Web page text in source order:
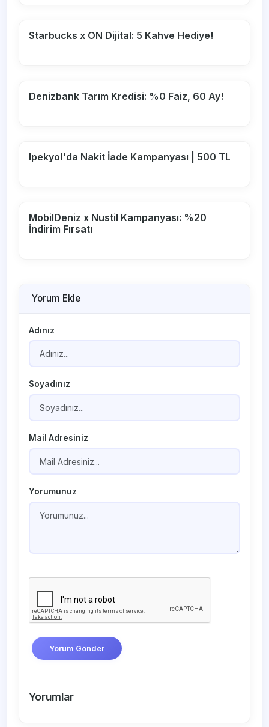
Starbucks x ON Dijital: 5 Kahve Hediye!
Denizbank Tarım Kredisi: %0 Faiz, 60 Ay!
Ipekyol'da Nakit İade Kampanyası | 500 TL
MobilDeniz x Nustil Kampanyası: %20
İndirim Fırsatı
Yorum Ekle
Adınız
Soyadınız
Mail Adresiniz
Yorumunuz
Yorum Gönder
Yorumlar